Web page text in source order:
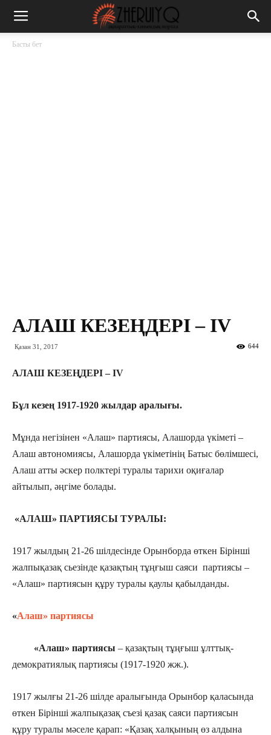
Басты бет
АЛАШ КЕЗЕҢДЕРІ – IV
Қазан 31, 2017 644
АЛАШ КЕЗЕҢДЕРІ – IV
Бұл кезең 1917-1920 жылдар аралығы.
Мұнда негізінен «Алаш» партиясы, Алашорда үкіметі –
Алаш автономиясы, Алашорда үкіметінің Батыс бөлімшесі,
Алаш атты әскер полктері туралы тарихи оқиғалар
айтылып, әңгіме болады.
«АЛАШ» ПАРТИЯСЫ ТУРАЛЫ:
1917 жылдың 21-26 шілдесінде Орынборда өткен Бірінші
жалпықазақ сьезінде қазақтың тұңғыш саяси партиясы –
«Алаш» партиясын құру туралы қаулы қабылданды.
«Алаш» партиясы
«Алаш» партиясы – қазақтың тұңғыш ұлттық-
демократиялық партиясы (1917-1920 жж.).
1917 жылғы 21-26 шілде аралығында Орынбор қаласында
өткен Бірінші жалпықазақ съезі қазақ саяси партиясын
құру туралы мәселе қарап: «Қазақ халқының өз алдына